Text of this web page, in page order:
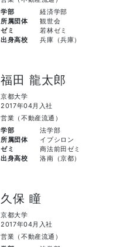
学部
経済学部
所属団体
観世会
ゼミ
若林ゼミ
出身高校
兵庫（兵庫）
福田 龍太郎
京都大学
2017年04月入社
営業（不動産流通）
学部
法学部
所属団体
イプシロン
ゼミ
商法前田ゼミ
出身高校
洛南（京都）
久保 瞳
京都大学
2017年04月入社
営業（不動産流通）